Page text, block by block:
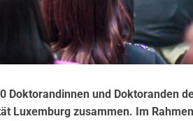
Doktorandinnen und Doktoranden
Luxemburg zusammen. Im